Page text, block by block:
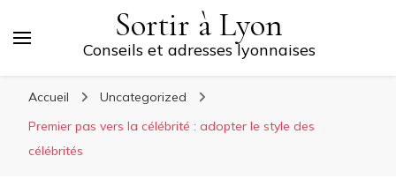
Sortir à Lyon
Conseils et adresses lyonnaises
Accueil
Uncategorized
Premier pas vers la célébrité : adopter le style des
célébrités